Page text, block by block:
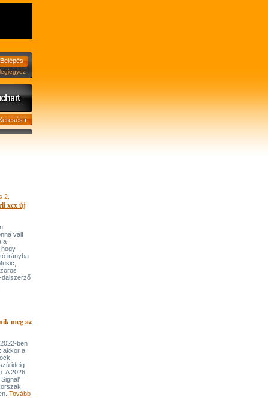
2.
xcx új
vált
a
hogy
irányba
dalszerző
meg az
ben
akkor a
ideig
A 2026.
Tovább